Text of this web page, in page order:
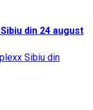
din 24 august